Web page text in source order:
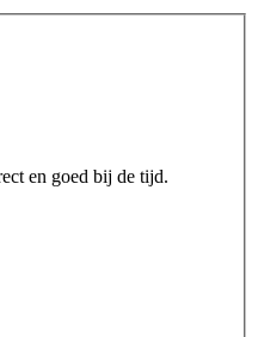
en goed bij de tijd.